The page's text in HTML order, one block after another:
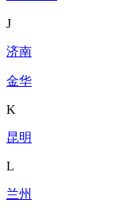
J
济南
金华
K
昆明
L
兰州